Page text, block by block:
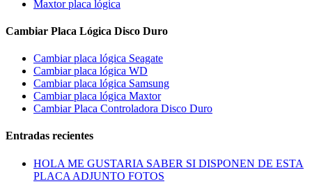
Maxtor placa lógica
Cambiar Placa Lógica Disco Duro
Cambiar placa lógica Seagate
Cambiar placa lógica WD
Cambiar placa lógica Samsung
Cambiar placa lógica Maxtor
Cambiar Placa Controladora Disco Duro
Entradas recientes
HOLA ME GUSTARIA SABER SI DISPONEN DE ESTA
PLACA ADJUNTO FOTOS